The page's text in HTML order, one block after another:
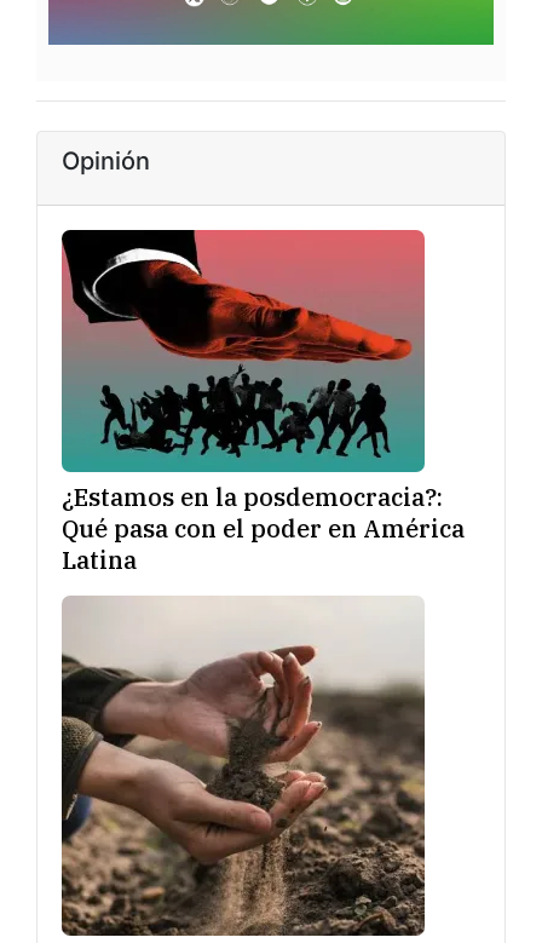
Opinión
¿Estamos en la posdemocracia?:
Qué pasa con el poder en América
Latina